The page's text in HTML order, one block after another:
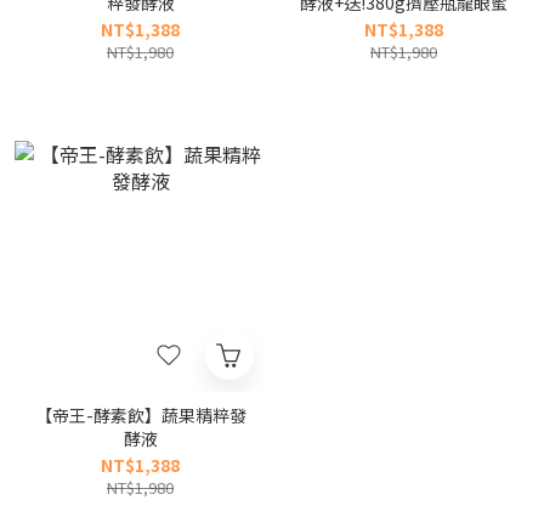
NT$1,388
NT$1,980
NT$1,388
NT$1,980
【帝王-酵素飲】蔬果精粹發
酵液
NT$1,388
NT$1,980